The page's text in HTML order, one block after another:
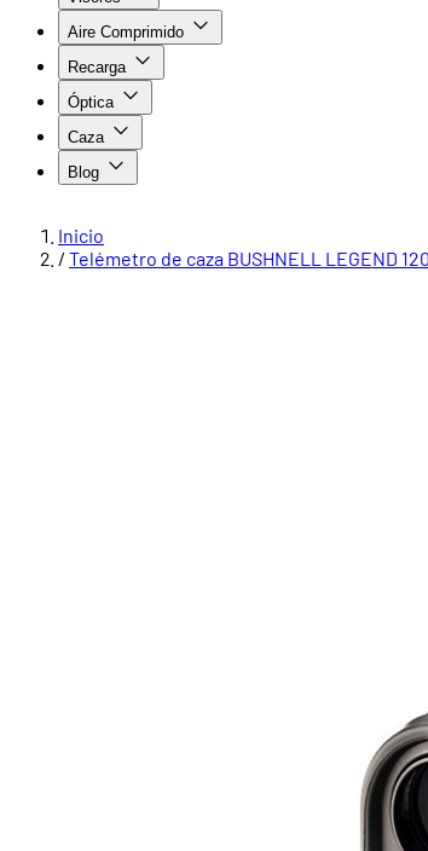
Aire Comprimido
Recarga
Óptica
Caza
Blog
Inicio
/ Telémetro de caza BUSHNELL LEGEND